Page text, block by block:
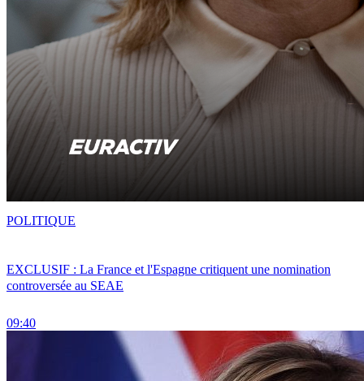
EXCLUSIF : La France et l'Espagne critiquent une nomination
controversée au SEAE
09:40
POLITIQUE